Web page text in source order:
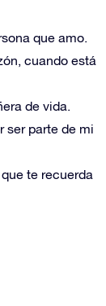
que amo.
cuando está
de vida.
ser parte de mi
te recuerda